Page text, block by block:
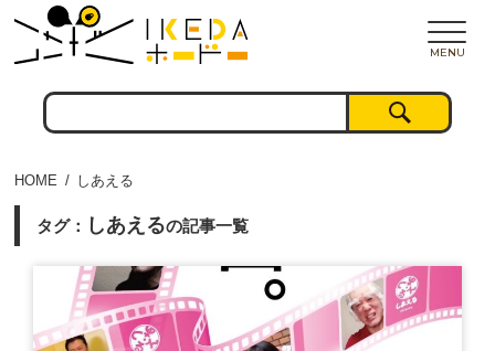
MENU
HOME しあえる
タグ： しあえるの記事一覧